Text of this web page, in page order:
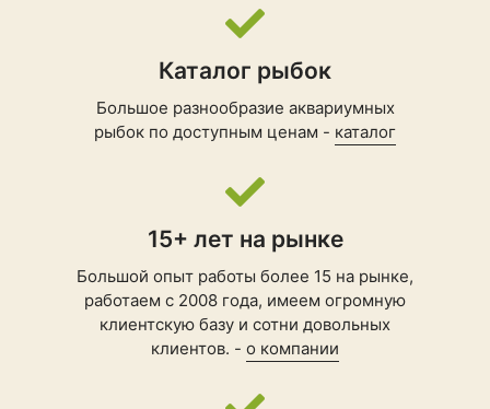
Каталог рыбок
Большое разнообразие аквариумных
рыбок по доступным ценам - каталог
15+ лет на рынке
Большой опыт работы более 15 на рынке,
работаем с 2008 года, имеем огромную
клиентскую базу и сотни довольных
клиентов. - о компании